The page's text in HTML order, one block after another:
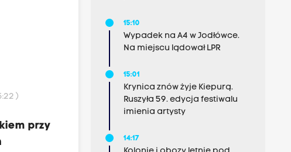
)
przy
15:10
Wypadek na A4 w Jodłówce.
Na miejscu lądował LPR
15:01
Krynica znów żyje Kiepurą.
Ruszyła 59. edycja festiwalu
imienia artysty
14:17